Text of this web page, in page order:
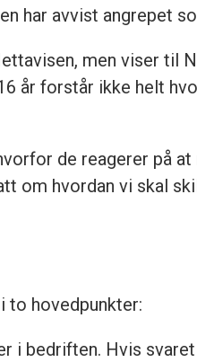
har avvist angrepet
men viser til
år forstår ikke helt
de reagerer på
om hvordan vi skal
to hovedpunkter:
i bedriften. Hvis